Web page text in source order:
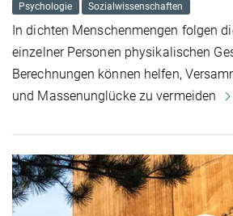
Psychologie
Sozialwissenschaften
In dichten Menschenmengen folgen
einzelner Personen physikalischen
Berechnungen können helfen,
und Massenunglücke zu vermeiden